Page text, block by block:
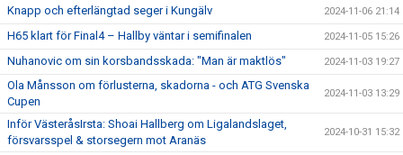
Knapp och efterlängtad seger i Kungälv 2024-11-06 21:14
H65 klart för Final4 – Hallby väntar i semifinalen 2024-11-05 15:26
Nuhanovic om sin korsbandsskada: "Man är maktlös" 2024-11-03 19:27
Ola Månsson om förlusterna, skadorna - och ATG Svenska
Cupen
2024-11-03 13:29
Inför VästeråsIrsta: Shoai Hallberg om Ligalandslaget,
försvarsspel & storsegern mot Aranäs
2024-10-31 15:32